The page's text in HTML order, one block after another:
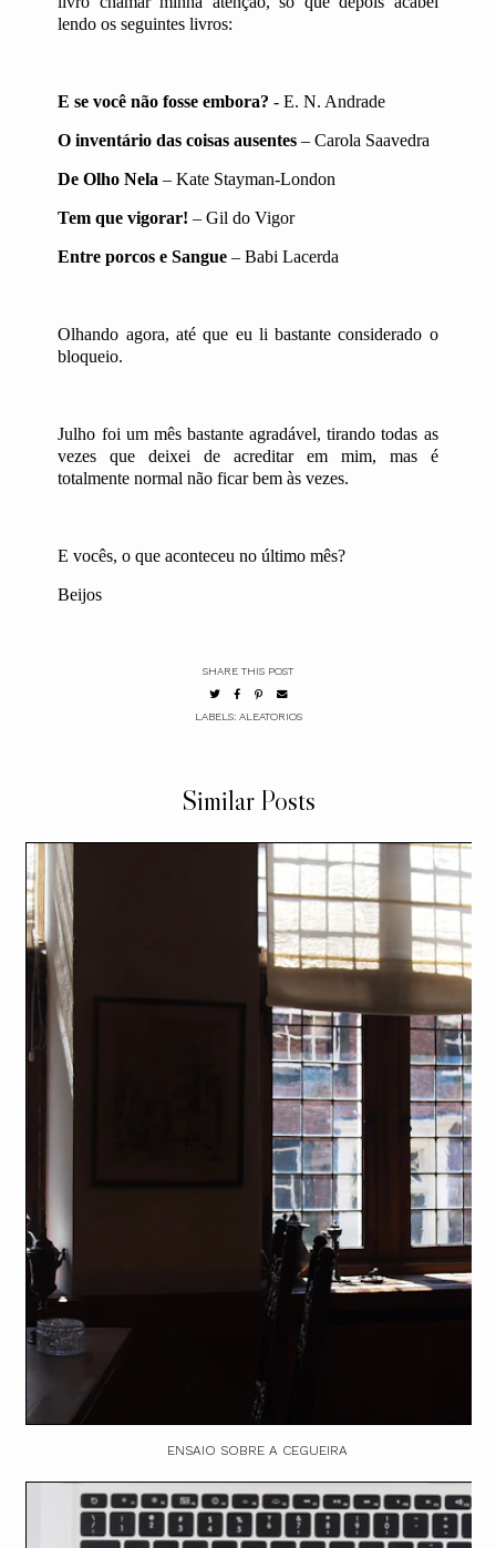
lendo os seguintes livros:
E se você não fosse embora? - E. N. Andrade
O inventário das coisas ausentes – Carola Saavedra
De Olho Nela – Kate Stayman-London
Tem que vigorar! – Gil do Vigor
Entre porcos e Sangue – Babi Lacerda
Olhando agora, até que eu li bastante considerado o
bloqueio.
Julho foi um mês bastante agradável, tirando todas as
vezes que deixei de acreditar em mim, mas é
totalmente normal não ficar bem às vezes.
E vocês, o que aconteceu no último mês?
Beijos
SHARE THIS POST
LABELS: ALEATORIOS
Similar Posts
ENSAIO SOBRE A CEGUEIRA